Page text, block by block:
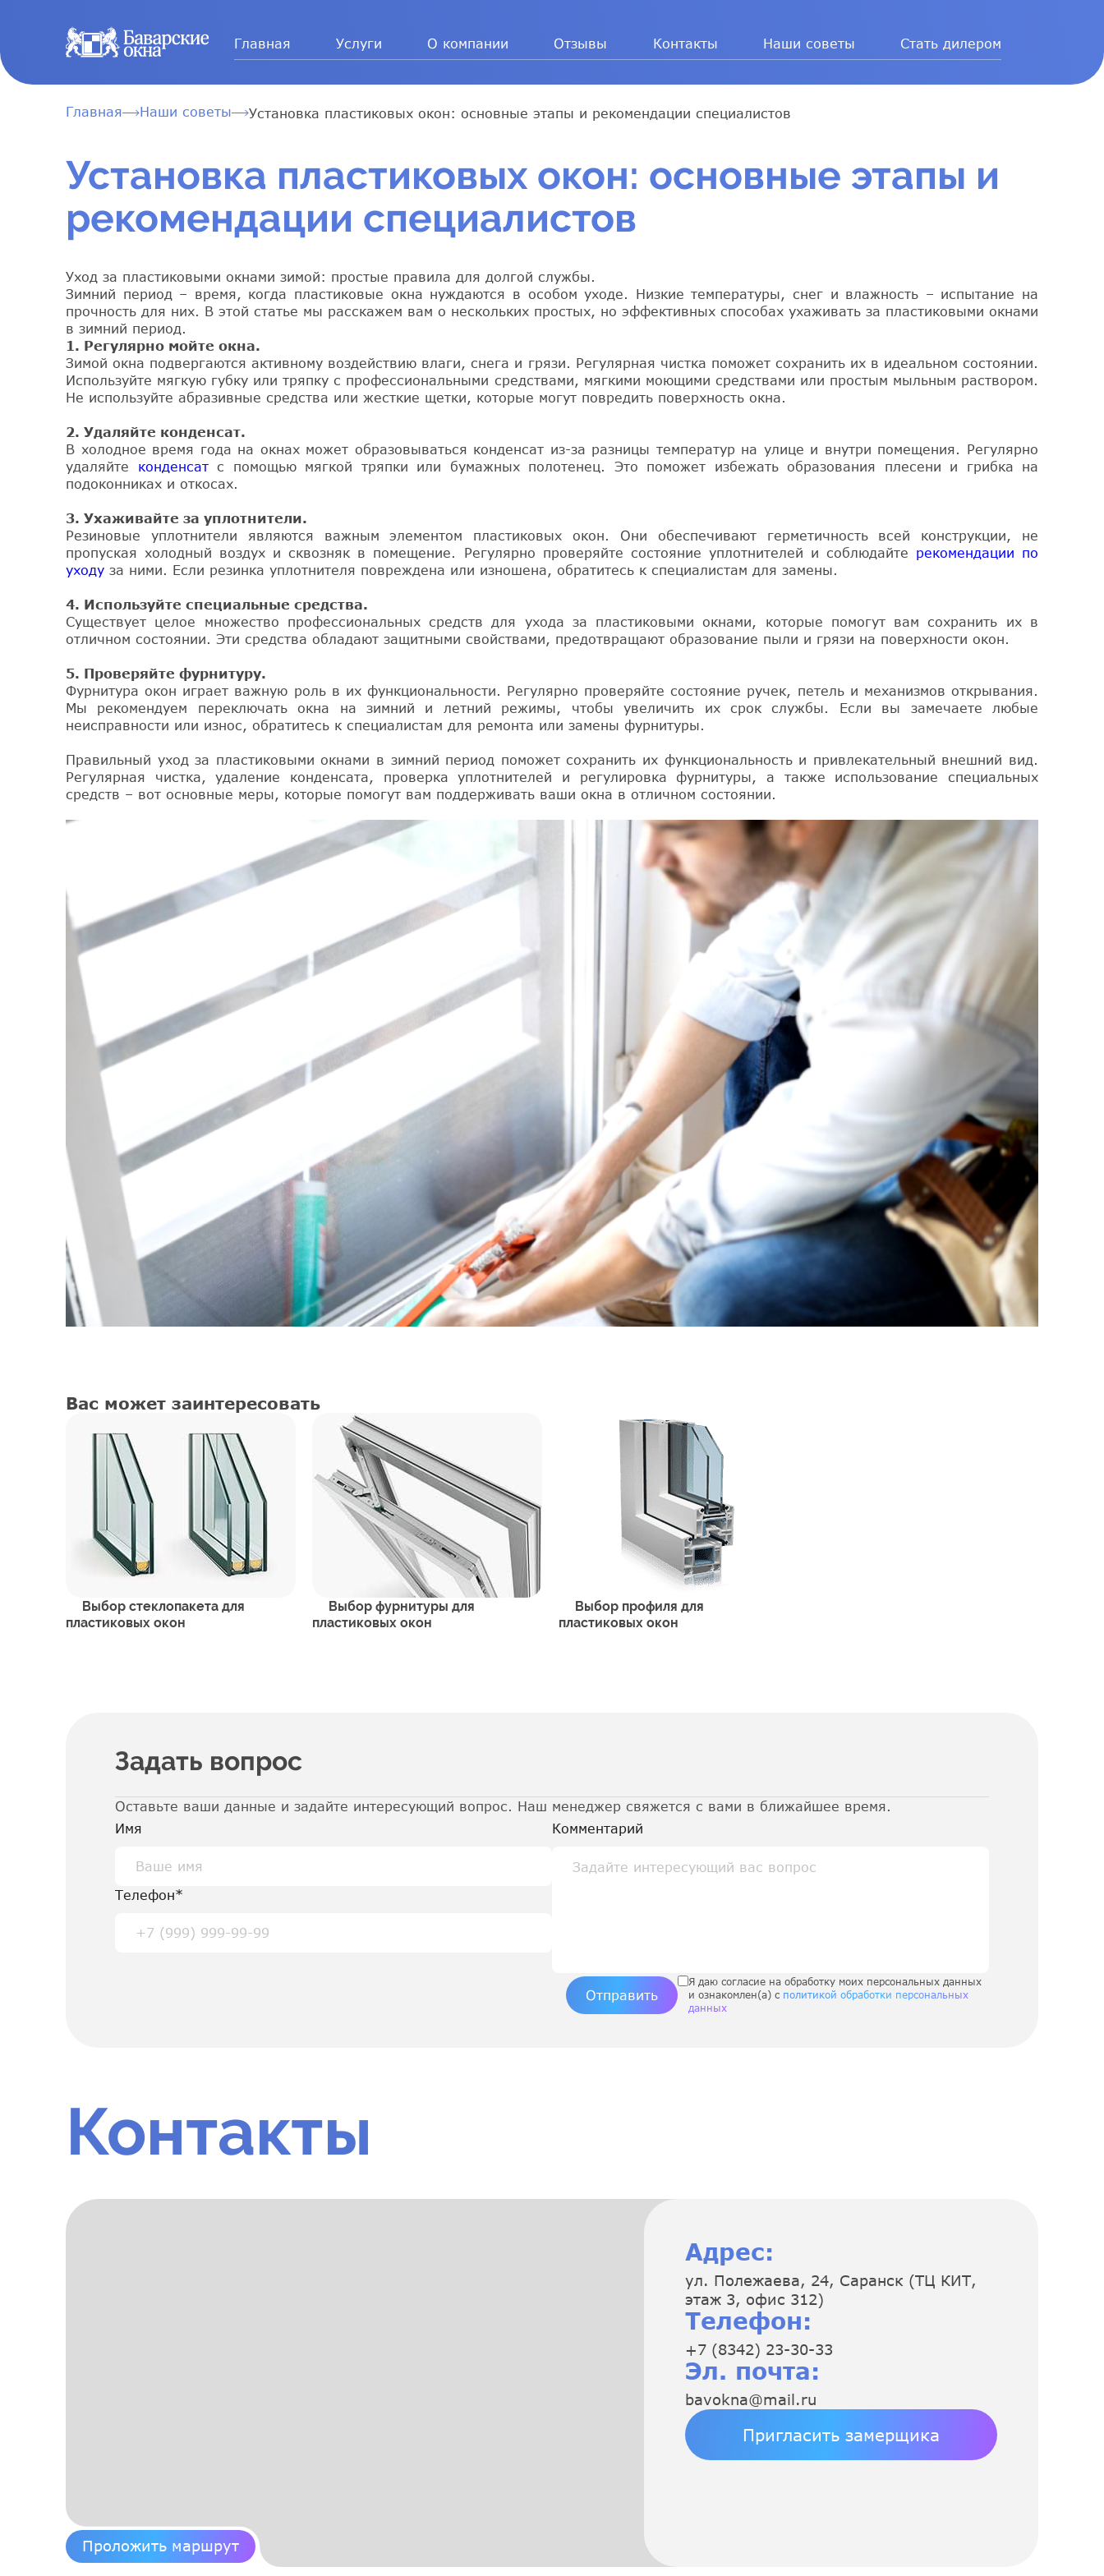
Главная Услуги О компании Отзывы Контакты Наши советы Стать дилером
Главная Наши советы Установка пластиковых окон: основные этапы и рекомендации специалистов
Установка пластиковых окон: основные этапы и
рекомендации специалистов
Уход за пластиковыми окнами зимой: простые правила для долгой службы.
Зимний период – время, когда пластиковые окна нуждаются в особом уходе. Низкие температуры, снег и влажность – испытание на
прочность для них. В этой статье мы расскажем вам о нескольких простых, но эффективных способах ухаживать за пластиковыми окнами
в зимний период.
1. Регулярно мойте окна.
Зимой окна подвергаются активному воздействию влаги, снега и грязи. Регулярная чистка поможет сохранить их в идеальном состоянии.
Используйте мягкую губку или тряпку с профессиональными средствами, мягкими моющими средствами или простым мыльным раствором.
Не используйте абразивные средства или жесткие щетки, которые могут повредить поверхность окна.
2. Удаляйте конденсат.
В холодное время года на окнах может образовываться конденсат из-за разницы температур на улице и внутри помещения. Регулярно
удаляйте конденсатс помощью мягкой тряпки или бумажных полотенец. Это поможет избежать образования плесени и грибка на
подоконниках и откосах.
3. Ухаживайте за уплотнители.
Резиновые уплотнители являются важным элементом пластиковых окон. Они обеспечивают герметичность всей конструкции, не
пропуская холодный воздух и сквозняк в помещение. Регулярно проверяйте состояние уплотнителей и соблюдайте рекомендации по
уходу за ними. Если резинка уплотнителя повреждена или изношена, обратитесь к специалистам для замены.
4. Используйте специальные средства.
Существует целое множество профессиональных средств для ухода за пластиковыми окнами, которые помогут вам сохранить их в
отличном состоянии. Эти средства обладают защитными свойствами, предотвращают образование пыли и грязи на поверхности окон.
5. Проверяйте фурнитуру.
Фурнитура окон играет важную роль в их функциональности. Регулярно проверяйте состояние ручек, петель и механизмов открывания.
Мы рекомендуем переключать окна на зимний и летний режимы, чтобы увеличить их срок службы. Если вы замечаете любые
неисправности или износ, обратитесь к специалистам для ремонта или замены фурнитуры.
Правильный уход за пластиковыми окнами в зимний период поможет сохранить их функциональность и привлекательный внешний вид.
Регулярная чистка, удаление конденсата, проверка уплотнителей и регулировка фурнитуры, а также использование специальных
средств – вот основные меры, которые помогут вам поддерживать ваши окна в отличном состоянии.
Вас может заинтересовать
Выбор стеклопакета для
пластиковых окон
Выбор фурнитуры для
пластиковых окон
Выбор профиля для
пластиковых окон
Задать вопрос
Оставьте ваши данные и задайте интересующий вопрос. Наш менеджер свяжется с вами в ближайшее время.
Имя
Телефон*
Комментарий
Отправить
Я даю согласие на обработку моих персональных данных
и ознакомлен(а) с политикой обработки персональных
данных
Контакты
Проложить маршрут
Адрес:
ул. Полежаева, 24, Саранск (ТЦ КИТ,
этаж 3, офис 312)
Телефон:
+7 (8342) 23-30-33
Эл. почта:
bavokna@mail.ru
Пригласить замерщика